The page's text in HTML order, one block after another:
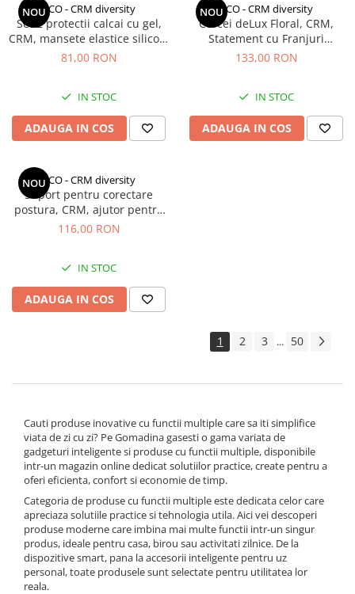
NOUCCO - CRM diversity
Set 2 protectii calcai cu gel,
CRM, mansete elastice silicon,
anti-durere si anti-frecare,
81,00 RON
IN STOC
ADAUGA IN COS
NOUCCO - CRM diversity
Cercei deLux Floral, CRM,
Statement cu Franjuri
Elegante pentru Femei, Auriu
133,00 RON
IN STOC
ADAUGA IN COS
NOUCCO - CRM diversity
Suport pentru corectare
postura, CRM, ajutor pentru
spate si umeri, reglabil, negru
116,00 RON
IN STOC
ADAUGA IN COS
1 2 3 ... 50
Cauti produse inovative cu functii multiple care sa iti simplifice
viata de zi cu zi? Pe Gomadina gasesti o gama variata de
gadgeturi inteligente si produse cu functii multiple, disponibile
intr-un magazin online dedicat solutiilor practice, create pentru a
oferi eficienta, confort si economie de timp.
Categoria de produse cu functii multiple este dedicata celor care
apreciaza solutiile practice si tehnologia utila. Aici vei descoperi
produse moderne care imbina mai multe functii intr-un singur
produs, ideale pentru casa, birou sau activitati zilnice. De la
dispozitive smart, pana la accesorii inteligente pentru uz
personal, toate produsele sunt selectate pentru utilitatea lor
reala.